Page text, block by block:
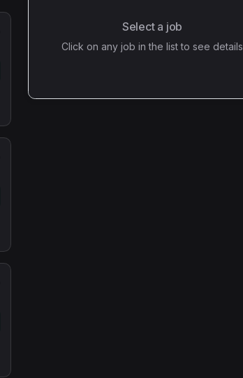
Select a job
Click on any job in the list to see details